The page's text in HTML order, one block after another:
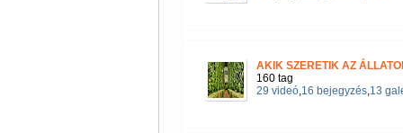
AKIK SZERETIK AZ
160 tag
29 videó,16 bejegyzés,13